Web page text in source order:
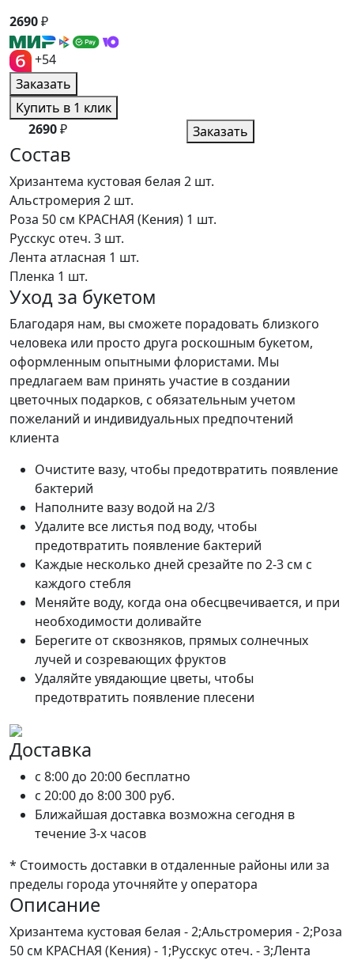
2690₽
+54
Заказать
Купить в 1 клик
2690₽ Заказать
Состав
Хризантема кустовая белая 2 шт.
Альстромерия 2 шт.
Роза 50 см КРАСНАЯ (Кения) 1 шт.
Русскус отеч. 3 шт.
Лента атласная 1 шт.
Пленка 1 шт.
Уход за букетом
Благодаря нам, вы сможете порадовать близкого
человека или просто друга роскошным букетом,
оформленным опытными флористами. Мы
предлагаем вам принять участие в создании
цветочных подарков, с обязательным учетом
пожеланий и индивидуальных предпочтений
клиента
Очистите вазу, чтобы предотвратить появление
бактерий
Наполните вазу водой на 2/3
Удалите все листья под воду, чтобы
предотвратить появление бактерий
Каждые несколько дней срезайте по 2-3 см с
каждого стебля
Меняйте воду, когда она обесцвечивается, и при
необходимости доливайте
Берегите от сквозняков, прямых солнечных
лучей и созревающих фруктов
Удаляйте увядающие цветы, чтобы
предотвратить появление плесени
Доставка
c 8:00 до 20:00 бесплатно
c 20:00 до 8:00300 руб.
Ближайшая доставка возможна сегодня в
течение 3-х часов
* Стоимость доставки в отдаленные районы или за
пределы города уточняйте у оператора
Описание
Хризантема кустовая белая - 2;Альстромерия - 2;Роза
50 см КРАСНАЯ (Кения) - 1;Русскус отеч. - 3;Лента